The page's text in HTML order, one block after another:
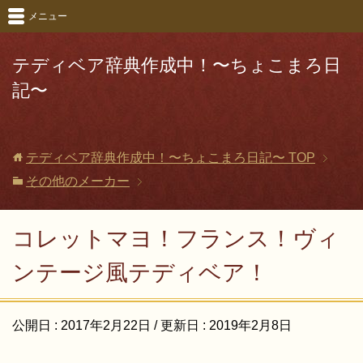
テディベア辞典作成中！〜ちょこまろ日
記〜
メニュー
テディベア辞典作成中！〜ちょこまろ日記〜 TOP
その他のメーカー
コレットマヨ！フランス！ヴィ
ンテージ風テディベア！
公開日 : 2017年2月22日 / 更新日 : 2019年2月8日